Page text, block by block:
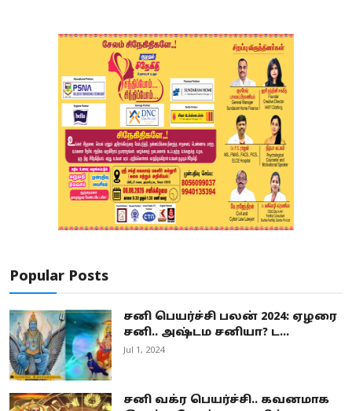
Popular Posts
சனி பெயர்ச்சி பலன் 2024: ஏழரை
சனி.. அஷ்டம சனியா? ட...
Jul 1, 2024
சனி வக்ர பெயர்ச்சி.. கவனமாக